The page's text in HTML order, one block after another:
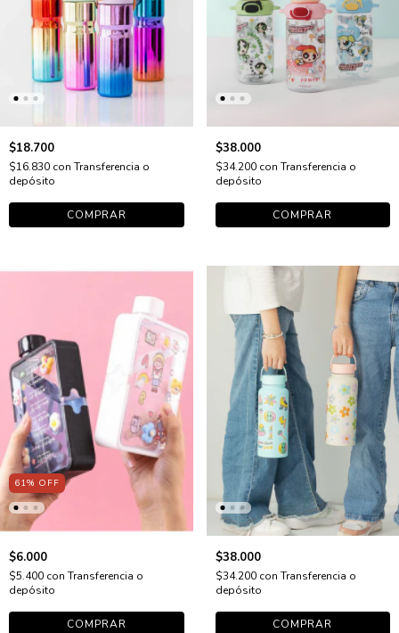
$18.700
$16.830 con Transferencia o
depósito
$38.000
$34.200 con Transferencia o
depósito
COMPRAR
61% OFF
$6.000
$5.400 con Transferencia o
depósito
$38.000
$34.200 con Transferencia o
depósito
COMPRAR